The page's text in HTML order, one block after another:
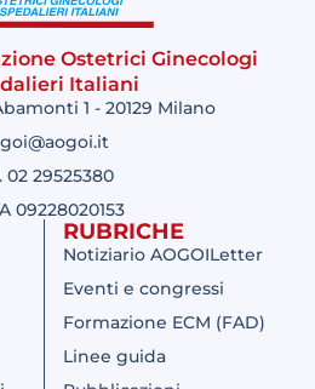
Ostetrici Ginecologi
Italiani
1 - 20129 Milano
02 29525380
09228020153
RUBRICHE
Notiziario AOGOILetter
Eventi e congressi
Formazione ECM (FAD)
Linee guida